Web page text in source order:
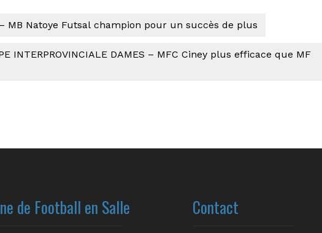
– MB Natoye Futsal champion pour un succès de plus
INTERPROVINCIALE DAMES – MFC Ciney plus efficace que MF
de Football en Salle Contact